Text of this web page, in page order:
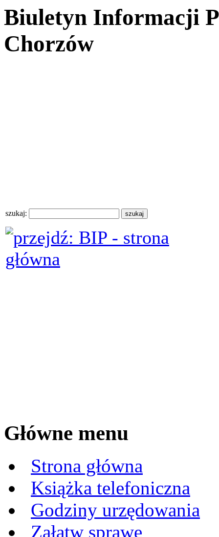
Biuletyn Informacji
Chorzów
szukaj:
Główne menu
Strona główna
Książka telefoniczna
Godziny urzędowania
Załatw sprawę